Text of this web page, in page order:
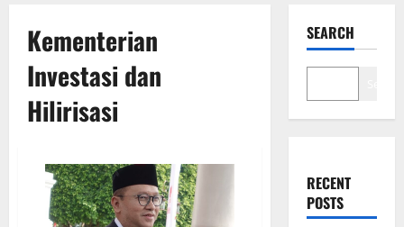
Kementerian
Investasi dan
Hilirisasi
SEARCH
RECENT
POSTS